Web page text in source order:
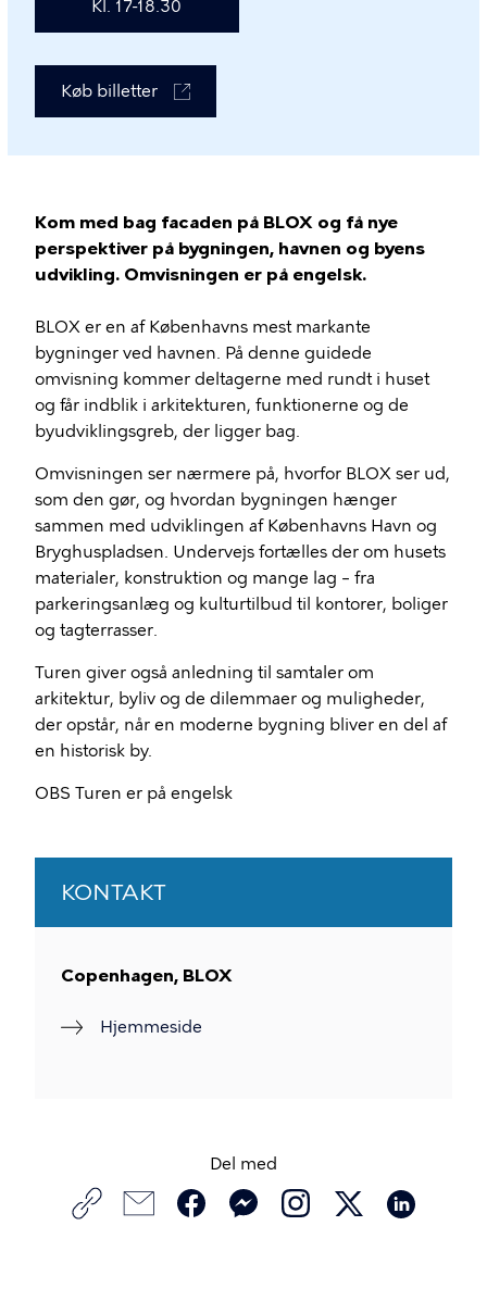
Kl. 17-18.30
Køb billetter
Kom med bag facaden på BLOX og få nye
perspektiver på bygningen, havnen og byens
udvikling. Omvisningen er på engelsk.
BLOX er en af Københavns mest markante
bygninger ved havnen. På denne guidede
omvisning kommer deltagerne med rundt i huset
og får indblik i arkitekturen, funktionerne og de
byudviklingsgreb, der ligger bag.
Omvisningen ser nærmere på, hvorfor BLOX ser ud,
som den gør, og hvordan bygningen hænger
sammen med udviklingen af Københavns Havn og
Bryghuspladsen. Undervejs fortælles der om husets
materialer, konstruktion og mange lag – fra
parkeringsanlæg og kulturtilbud til kontorer, boliger
og tagterrasser.
Turen giver også anledning til samtaler om
arkitektur, byliv og de dilemmaer og muligheder,
der opstår, når en moderne bygning bliver en del af
en historisk by.
OBS Turen er på engelsk
KONTAKT
Copenhagen, BLOX
Hjemmeside
Del med